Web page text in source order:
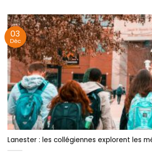
Lanester : les collégiennes explorent les
03
Déc